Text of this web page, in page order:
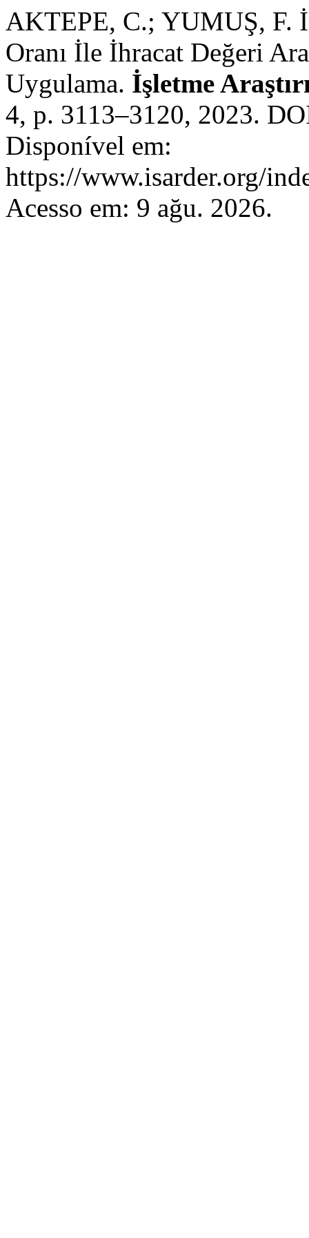
AKTEPE, C.; YUMUŞ, F.
Oranı İle İhracat Değeri
Uygulama. İşletme
4, p. 3113–3120, 2023.
Disponível em:
https://www.isarder.org/
Acesso em: 9 ağu. 2026.